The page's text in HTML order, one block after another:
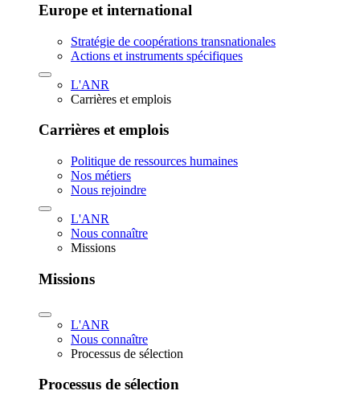
Europe et international
Stratégie de coopérations transnationales
Actions et instruments spécifiques
L'ANR
Carrières et emplois
Carrières et emplois
Politique de ressources humaines
Nos métiers
Nous rejoindre
L'ANR
Nous connaître
Missions
Missions
L'ANR
Nous connaître
Processus de sélection
Processus de sélection